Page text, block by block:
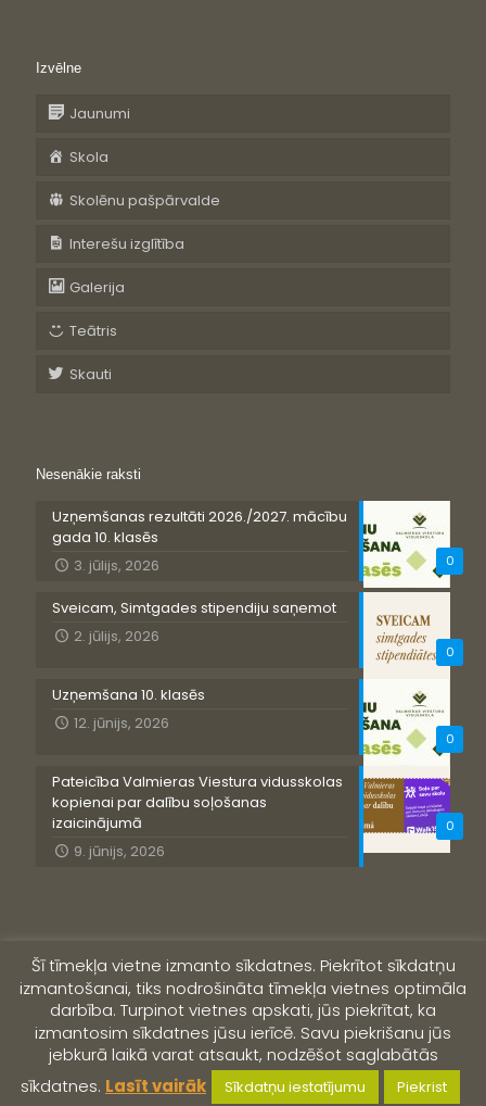
Izvēlne
Jaunumi
Skola
Skolēnu pašpārvalde
Interešu izglītība
Galerija
Teātris
Skauti
Nesenākie raksti
0
Uzņemšanas rezultāti 2026./2027. mācību
gada 10. klasēs
3. jūlijs, 2026
0
Sveicam, Simtgades stipendiju saņemot
2. jūlijs, 2026
0
Uzņemšana 10. klasēs
12. jūnijs, 2026
0
Pateicība Valmieras Viestura vidusskolas
kopienai par dalību soļošanas
izaicinājumā
9. jūnijs, 2026
© 2019 Valmieras Viestura vidusskola
Šī tīmekļa vietne izmanto sīkdatnes. Piekrītot sīkdatņu
izmantošanai, tiks nodrošināta tīmekļa vietnes optimāla
darbība. Turpinot vietnes apskati, jūs piekrītat, ka
izmantosim sīkdatnes jūsu ierīcē. Savu piekrišanu jūs
jebkurā laikā varat atsaukt, nodzēšot saglabātās
sīkdatnes. Lasīt vairāk Sīkdatņu iestatījumu Piekrist